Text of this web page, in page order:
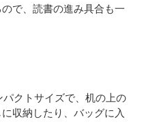
で、読書の進み具合も一
クトサイズで、机の上の
収納したり、バッグに入